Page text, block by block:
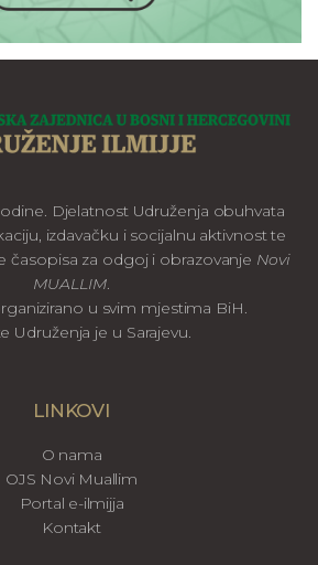
Djelatnost Udruženja obuhvata
izdavačku i socijalnu aktivnost te
časopisa za odgoj i obrazovanje Novi
MUALLIM.
u svim mjestima BiH.
Udruženja je u Sarajevu.
LINKOVI
O nama
OJS Novi Muallim
Portal e-ilmijja
Kontakt